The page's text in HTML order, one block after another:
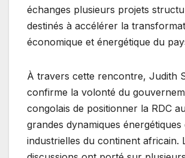
échanges plusieurs projets
destinés à accélérer la
économique et énergétique du
À travers cette rencontre, Judith
confirme la volonté du
congolais de positionner la RDC
grandes dynamiques énergétiques
industrielles du continent africain.